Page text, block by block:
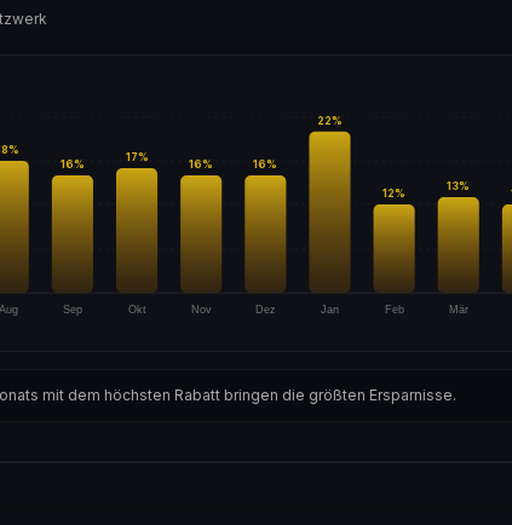
Aug
%
Sep
16%
Okt
17%
Nov
16%
Dez
16%
Jan
22%
Feb
12%
Mär
13%
mit dem höchsten Rabatt bringen die größten Ersparnisse.